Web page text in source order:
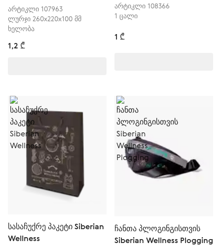
არტიკლი 107963
ლურჯი 260х220х100 მმ
ხელობა
1,2 ₾
არტიკლი 108366
1 ცალი
1 ₾
სასაჩუქრე პაკეტი Siberian
Wellness
ჩანთა პლოგინგისთვის
Siberian Wellness Plogging